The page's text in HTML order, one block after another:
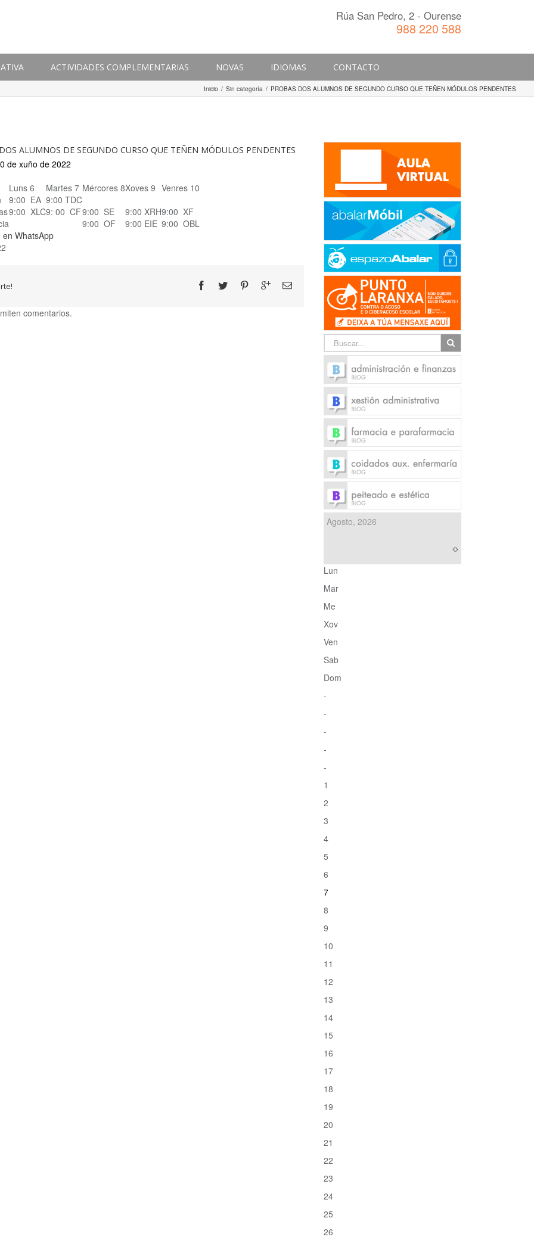
Rúa San Pedro, 2 - Ourense
988 220 588
ACTIVIDADES COMPLEMENTARIAS NOVAS IDIOMAS CONTACTO
Inicio / Sin categoría / PROBAS DOS ALUMNOS DE SEGUNDO CURSO QUE TEÑEN MÓDULOS PENDENTES
ALUMNOS DE SEGUNDO CURSO QUE TEÑEN MÓDULOS PENDENTES
de xuño de 2022
Luns 6 Martes 7 Mércores 8Xoves 9 Venres 10
9:00 EA 9:00 TDC
9:00 XLC9: 00 CF9:00 SE 9:00 XRH9:00 XF
9:00 OF 9:00 EIE 9:00 OBL
WhatsApp
comentarios.
Agosto, 2026
Lun
Mar
Me
Xov
Ven
Sab
Dom
-
-
-
-
-
1
2
3
4
5
6
7
8
9
10
11
12
13
14
15
16
17
18
19
20
21
22
23
24
25
26